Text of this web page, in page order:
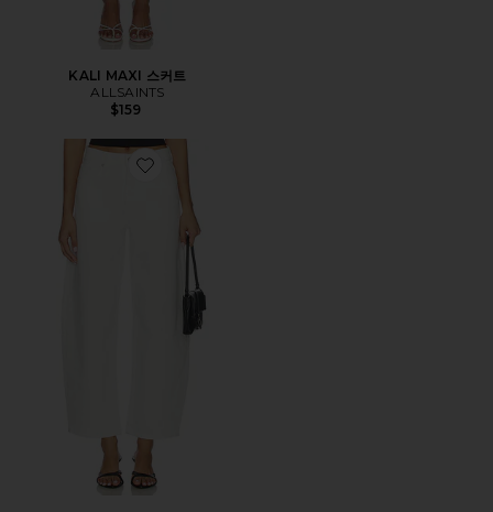
KALI MAXI 스커트
ALLSAINTS
$159
Favorite SADIE BARREL 진